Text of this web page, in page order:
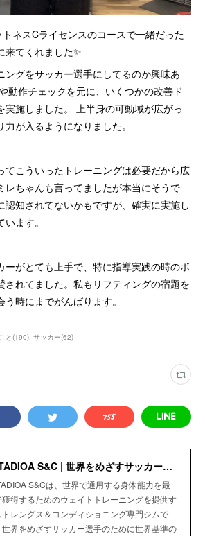
ネスCライセンスのコースで一緒だった
来てくれました✨
ングをサッカー選手にしてるのか興味あ
動作チェックを元に、いくつかの改善ド
実施しました。 上半身の可動域が広がっ
が入るようになりました。
てこういったトレーニングは必要だから広
レちゃんも言ってましたが本当にそうで
認知されてないかもですが、確実に実施し
ます。
ーがとても上手で、特に指導実践の時のボ
されてました。私もリフティングの宿題を
時にまでがんばります。
と(190) サッカー(62)
ESTADIOA S&C | 世界をめざすサッカー選手のためのStrength＆Conditioning Gym
S&Cは、世界で通用する身体能力を最
獲得するためのウェイトトレーニングを提供す
トレングス＆コンディショニング専門ジムで
世界をめざすサッカー選手のために世界基準の